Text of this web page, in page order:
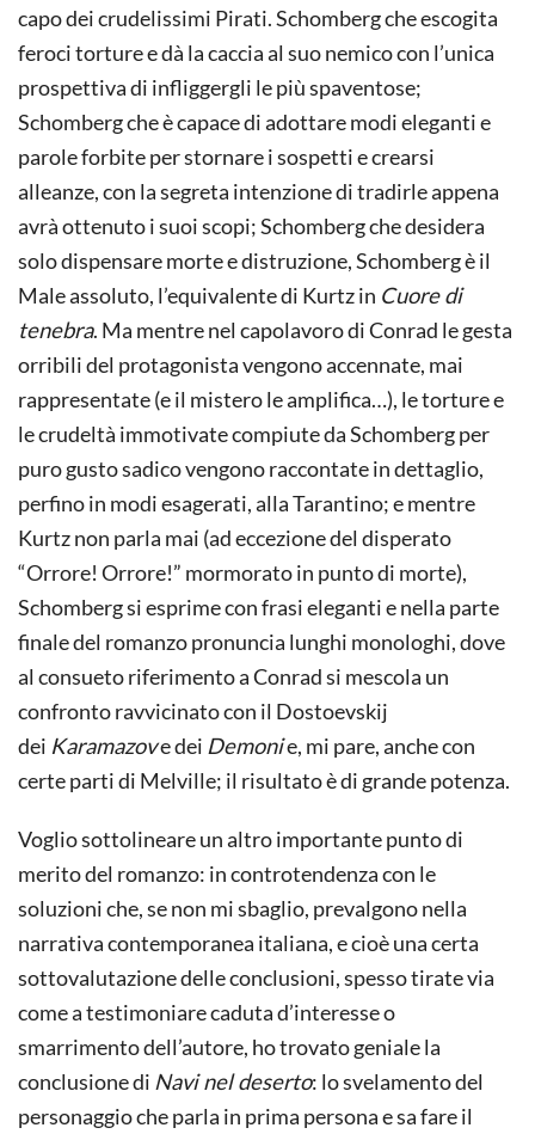
capo dei crudelissimi Pirati. Schomberg che escogita
feroci torture e dà la caccia al suo nemico con l’unica
prospettiva di infliggergli le più spaventose;
Schomberg che è capace di adottare modi eleganti e
parole forbite per stornare i sospetti e crearsi
alleanze, con la segreta intenzione di tradirle appena
avrà ottenuto i suoi scopi; Schomberg che desidera
solo dispensare morte e distruzione, Schomberg è il
Male assoluto, l’equivalente di Kurtz in Cuore di
tenebra. Ma mentre nel capolavoro di Conrad le gesta
orribili del protagonista vengono accennate, mai
rappresentate (e il mistero le amplifica…), le torture e
le crudeltà immotivate compiute da Schomberg per
puro gusto sadico vengono raccontate in dettaglio,
perfino in modi esagerati, alla Tarantino; e mentre
Kurtz non parla mai (ad eccezione del disperato
“Orrore! Orrore!” mormorato in punto di morte),
Schomberg si esprime con frasi eleganti e nella parte
finale del romanzo pronuncia lunghi monologhi, dove
al consueto riferimento a Conrad si mescola un
confronto ravvicinato con il Dostoevskij
dei Karamazove dei Demonie, mi pare, anche con
certe parti di Melville; il risultato è di grande potenza.
Voglio sottolineare un altro importante punto di
merito del romanzo: in controtendenza con le
soluzioni che, se non mi sbaglio, prevalgono nella
narrativa contemporanea italiana, e cioè una certa
sottovalutazione delle conclusioni, spesso tirate via
come a testimoniare caduta d’interesse o
smarrimento dell’autore, ho trovato geniale la
conclusione di Navi nel deserto: lo svelamento del
personaggio che parla in prima persona e sa fare il